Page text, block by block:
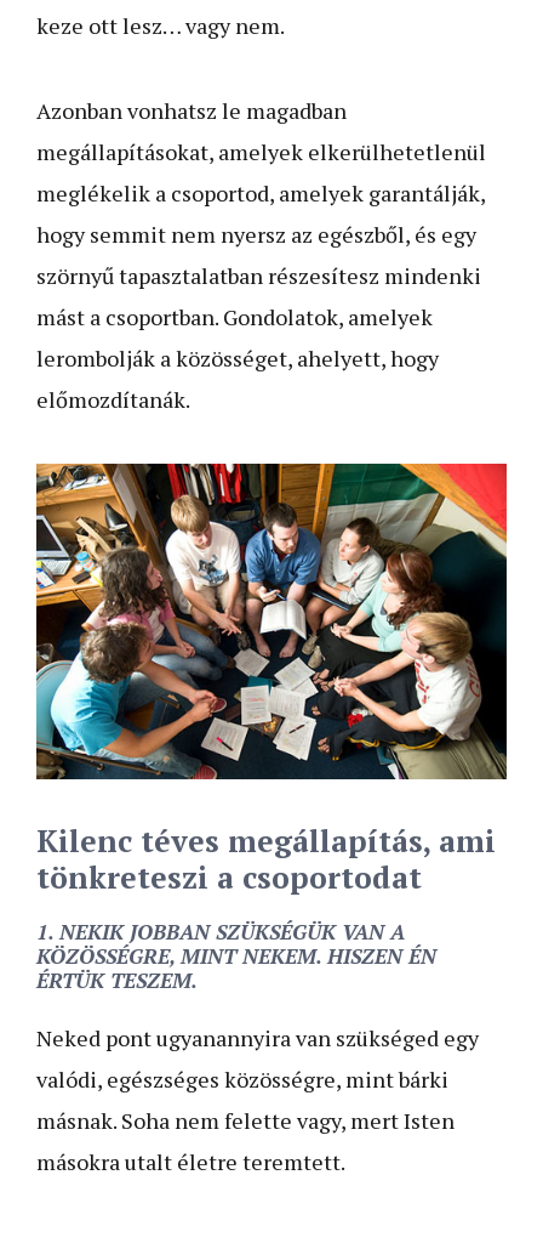
keze ott lesz… vagy nem.
Azonban vonhatsz le magadban
megállapításokat, amelyek elkerülhetetlenül
meglékelik a csoportod, amelyek garantálják,
hogy semmit nem nyersz az egészből, és egy
szörnyű tapasztalatban részesítesz mindenki
mást a csoportban. Gondolatok, amelyek
lerombolják a közösséget, ahelyett, hogy
előmozdítanák.
Kilenc téves megállapítás, ami
tönkreteszi a csoportodat
1. NEKIK JOBBAN SZÜKSÉGÜK VAN A
KÖZÖSSÉGRE, MINT NEKEM. HISZEN ÉN
ÉRTÜK TESZEM.
Neked pont ugyanannyira van szükséged egy
valódi, egészséges közösségre, mint bárki
másnak. Soha nem felette vagy, mert Isten
másokra utalt életre teremtett.